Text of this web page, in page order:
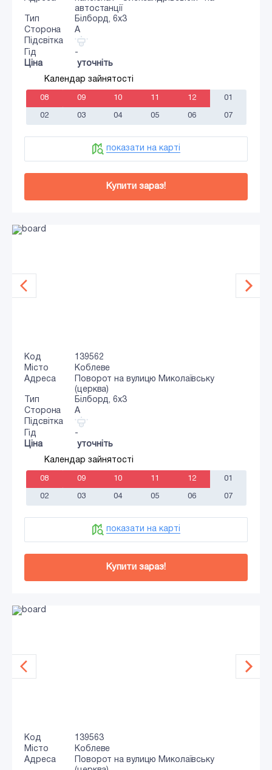
автостанції
Тип
Білборд, 6х3
Сторона
A
Підсвітка
Гід
-
Ціна
уточніть
Календар зайнятості
08 09 10 11 12 01
02 03 04 05 06 07
показати на карті
Купити зараз!
Код
139562
Місто
Коблеве
Адреса
Поворот на вулицю Миколаївську
(церква)
Тип
Білборд, 6х3
Сторона
A
Підсвітка
Гід
-
Ціна
уточніть
Календар зайнятості
08 09 10 11 12 01
02 03 04 05 06 07
показати на карті
Купити зараз!
Код
139563
Місто
Коблеве
Адреса
Поворот на вулицю Миколаївську